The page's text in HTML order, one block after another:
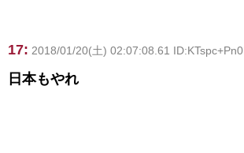
17: 2018/01/20(土) 02:07:08.61 ID:KTspc+Pn0
日本もやれ